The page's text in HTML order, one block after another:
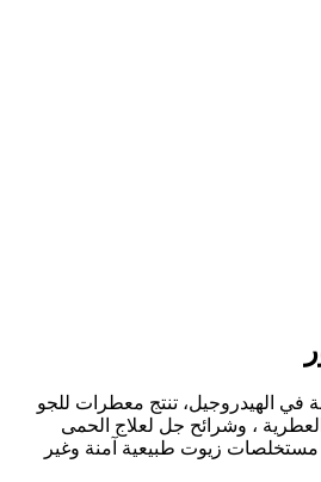
الهيدروجيل، تنتج معطرات للجو
، وشرائح جل لعلاج الحمى
مستخلصات زيوت طبيعية آمنة وغير